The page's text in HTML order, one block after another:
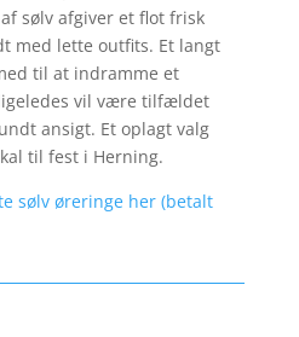
sølv afgiver et flot frisk
med lette outfits. Et langt
til at indramme et
vil være tilfældet
ansigt. Et oplagt valg
til fest i Herning.
sølv øreringe her (betalt